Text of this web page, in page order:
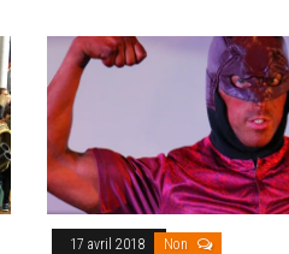
17 avril 2018 Non